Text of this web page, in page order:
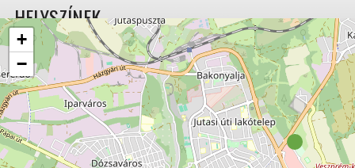
+
−
HELYSZÍNEK